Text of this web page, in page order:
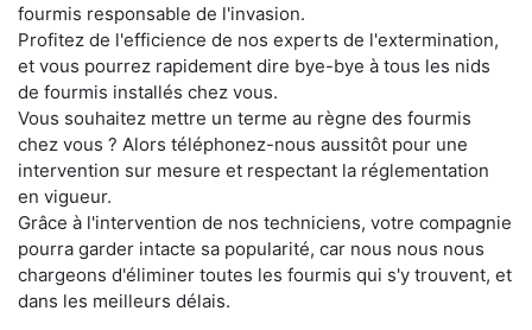
fourmis responsable de l'invasion.
Profitez de l'efficience de nos experts de l'extermination,
et vous pourrez rapidement dire bye-bye à tous les nids
de fourmis installés chez vous.
Vous souhaitez mettre un terme au règne des fourmis
chez vous ? Alors téléphonez-nous aussitôt pour une
intervention sur mesure et respectant la réglementation
en vigueur.
Grâce à l'intervention de nos techniciens, votre compagnie
pourra garder intacte sa popularité, car nous nous nous
chargeons d'éliminer toutes les fourmis qui s'y trouvent, et
dans les meilleurs délais.